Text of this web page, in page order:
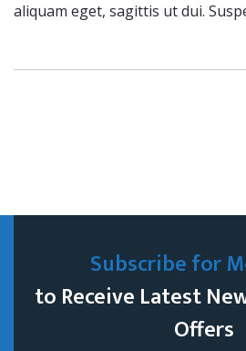
aliquam eget, sagittis ut dui.
Subscribe for
to Receive Latest
Offers